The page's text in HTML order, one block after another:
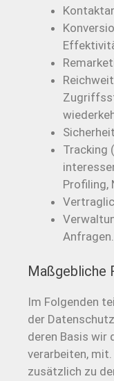
Tracking
Profiling,
Anfragen.
Maßgebliche
Im Folgenden
der
deren Basis wir
verarbeiten,
zusätzlich zu